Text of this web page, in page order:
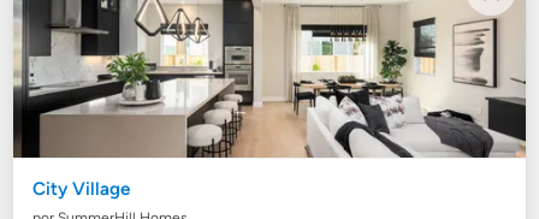
City Village